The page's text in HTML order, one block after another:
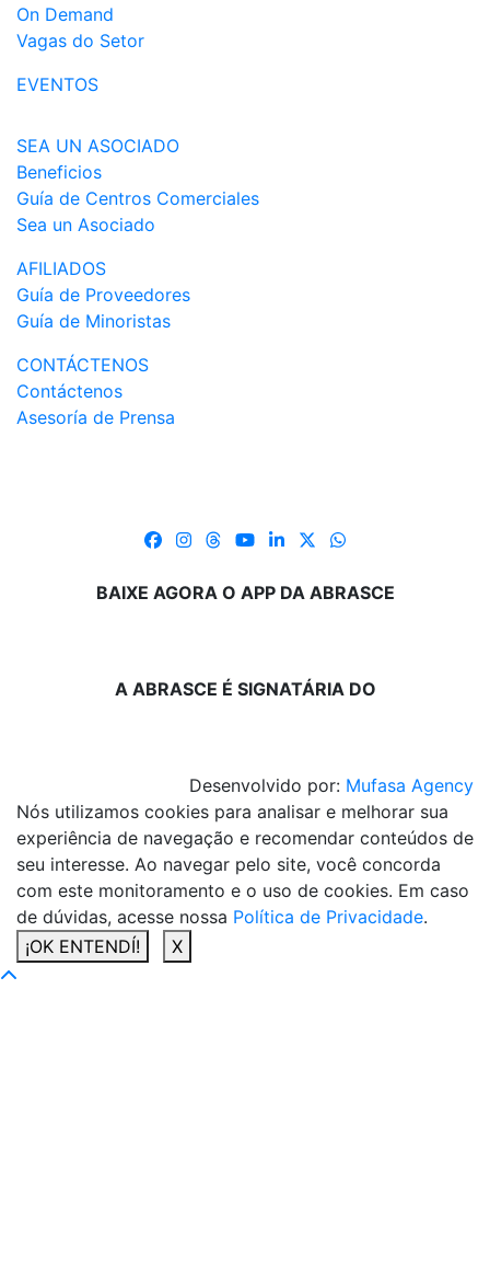
On Demand
Vagas do Setor
EVENTOS
SEA UN ASOCIADO
Beneficios
Guía de Centros Comerciales
Sea un Asociado
AFILIADOS
Guía de Proveedores
Guía de Minoristas
CONTÁCTENOS
Contáctenos
Asesoría de Prensa
BAIXE AGORA O APP DA ABRASCE
A ABRASCE É SIGNATÁRIA DO
Desenvolvido por: Mufasa Agency
Nós utilizamos cookies para analisar e melhorar sua
experiência de navegação e recomendar conteúdos de
seu interesse. Ao navegar pelo site, você concorda
com este monitoramento e o uso de cookies. Em caso
de dúvidas, acesse nossa Política de Privacidade.
¡OK ENTENDÍ!
X